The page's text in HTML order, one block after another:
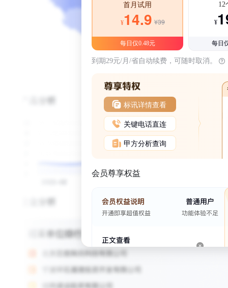
首月试用
¥14.9 ¥39
每日仅0.48元
12
¥
每日
到期29元/月/省自动续费，可随时取消。
标讯详情查看
关键电话直连
甲方分析查询
会员尊享权益